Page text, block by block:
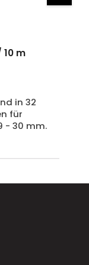
10 m
in 32
für
- 30 mm.